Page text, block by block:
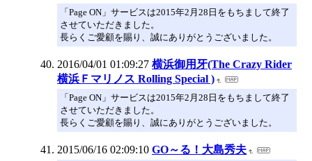
「Page ON」サービスは2015年2月28日をもちまして終了
させていただきました。
長らくご愛顧を賜り、誠にありがとうございました。
2016/04/01 01:09:27 横浜御用牙(The Crazy Rider
横浜Ｆマリノス Rolling Special )
「Page ON」サービスは2015年2月28日をもちまして終了
させていただきました。
長らくご愛顧を賜り、誠にありがとうございました。
2015/06/16 02:09:10 GO～る！大島秀夫